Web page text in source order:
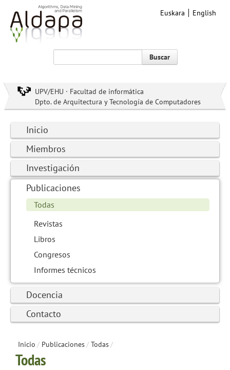
Euskara English
Buscar
UPV/EHU · Facultad de informática
Dpto. de Arquitectura y Tecnología de Computadores
Inicio
Miembros
Investigación
Publicaciones
Todas
Revistas
Libros
Congresos
Informes técnicos
Docencia
Contacto
Inicio / Publicaciones/ Todas/
Todas